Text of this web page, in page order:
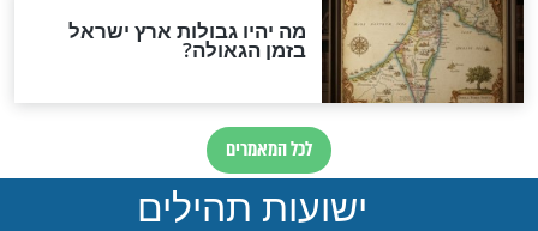
האם לאחר בוא המשיח יהיה
אפשר לחזור בתשובה?
לכל המאמרים